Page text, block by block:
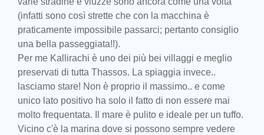
(infatti sono così strette che con la macchina è
praticamente impossibile passarci; pertanto consiglio
una bella passeggiata!!).
Per me Kallirachi è uno dei più bei villaggi e meglio
preservati di tutta Thassos. La spiaggia invece..
lasciamo stare! Non è proprio il massimo.. e come
unico lato positivo ha solo il fatto di non essere mai
molto frequentata. Il mare è pulito e ideale per un tuffo.
Vicino c'è la marina dove si possono sempre vedere